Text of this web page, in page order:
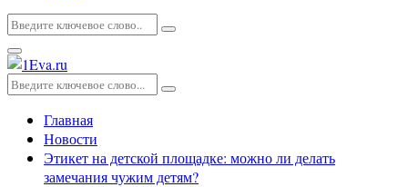
Искать:
Поиск
Основное
меню
Искать:
Поиск
Главная
Новости
Этикет на детской площадке: можно ли делать
замечания чужим детям?